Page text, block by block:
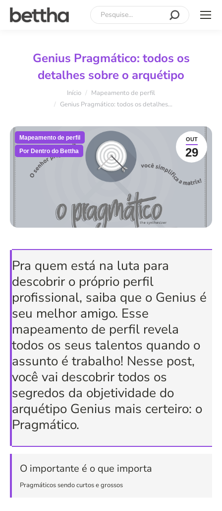
Search:
Genius Pragmático: todos os
detalhes sobre o arquétipo
Início
Mapeamento de perfil
Genius Pragmático: todos os detalhes…
OUT
29
Mapeamento de perfil
Por Dentro do Bettha
Pra quem está na luta para
descobrir o próprio perfil
profissional, saiba que o Genius é
seu melhor amigo. Esse
mapeamento de perfil revela
todos os seus talentos quando o
assunto é trabalho! Nesse post,
você vai descobrir todos os
segredos da objetividade do
arquétipo Genius mais certeiro: o
Pragmático.
O importante é o que importa
Pragmáticos sendo curtos e grossos